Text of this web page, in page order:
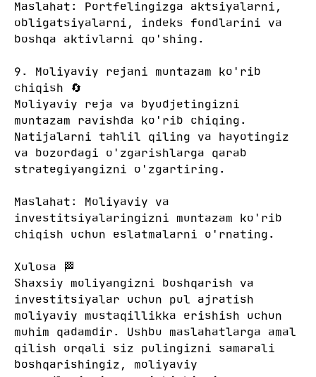
Maslahat: Portfelingizga aktsiyalarni,
obligatsiyalarni, indeks fondlarini va
boshqa aktivlarni qo'shing.
9. Moliyaviy rejani muntazam ko'rib
chiqish 🔄
Moliyaviy reja va byudjetingizni
muntazam ravishda ko'rib chiqing.
Natijalarni tahlil qiling va hayotingiz
va bozordagi o'zgarishlarga qarab
strategiyangizni o'zgartiring.
Maslahat: Moliyaviy va
investitsiyalaringizni muntazam ko'rib
chiqish uchun eslatmalarni o'rnating.
Xulosa 🏁
Shaxsiy moliyangizni boshqarish va
investitsiyalar uchun pul ajratish
moliyaviy mustaqillikka erishish uchun
muhim qadamdir. Ushbu maslahatlarga amal
qilish orqali siz pulingizni samarali
boshqarishingiz, moliyaviy